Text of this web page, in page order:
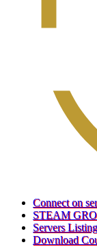
Connect on
STEAM
Servers Listing
Download